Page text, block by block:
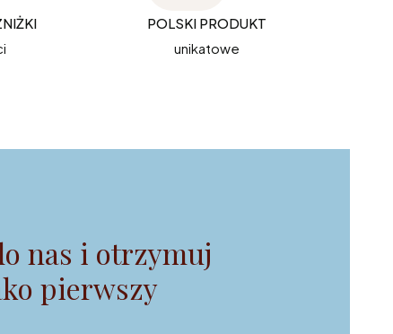
POLSKI PRODUKT
unikatowe
nas i otrzymuj
pierwszy